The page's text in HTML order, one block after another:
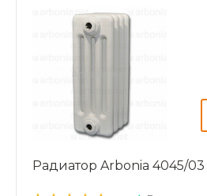
Радиатор Arbonia 4045/03